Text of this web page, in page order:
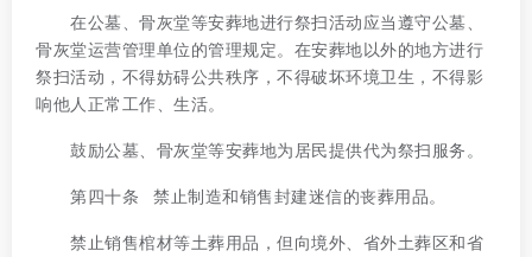
在公墓、骨灰堂等安葬地进行祭扫活动应当遵守公墓、
骨灰堂运营管理单位的管理规定。在安葬地以外的地方进行
祭扫活动，不得妨碍公共秩序，不得破坏环境卫生，不得影
响他人正常工作、生活。
鼓励公墓、骨灰堂等安葬地为居民提供代为祭扫服务。
第四十条 禁止制造和销售封建迷信的丧葬用品。
禁止销售棺材等土葬用品，但向境外、省外土葬区和省